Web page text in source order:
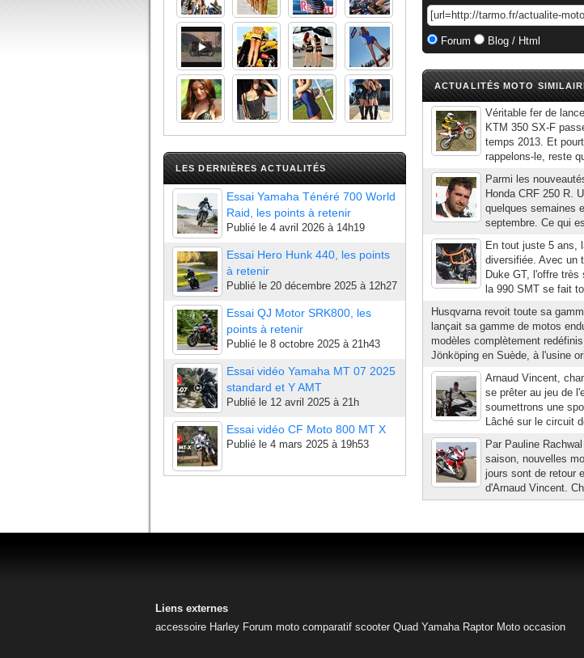
LES DERNIÈRES ACTUALITÉS
Essai Yamaha Ténéré 700 World
Raid, les points à retenir
Publié le 4 avril 2026 à 14h19
Essai Hero Hunk 440, les points
à retenir
Publié le 20 décembre 2025 à 12h27
Essai QJ Motor SRK800, les
points à retenir
Publié le 8 octobre 2025 à 21h43
Essai vidéo Yamaha MT 07 2025
standard et Y AMT
Publié le 12 avril 2025 à 21h
Essai vidéo CF Moto 800 MT X
Publié le 4 mars 2025 à 19h53
Forum Blog / Html
ACTUALITÉS MOTO
Véritable fer de
KTM 350 SX-F
temps 2013. Et
rappelons-le, reste
Parmi les
Honda CRF 250 R.
quelques semaines
septembre. Ce qui
En tout juste 5 ans,
diversifiée. Avec un
Duke GT, l'offre
la 990 SMT se fait
Husqvarna revoit toute sa
lançait sa gamme de motos
modèles complètement
Jönköping en Suède, à l'usine
Arnaud Vincent,
se prêter au jeu de
soumettrons une
Lâché sur le circuit
Par Pauline
saison, nouvelles
jours sont de retour
d'Arnaud Vincent.
Liens externes
accessoire Harley Forum moto comparatif scooter Quad Yamaha Raptor Moto occasion